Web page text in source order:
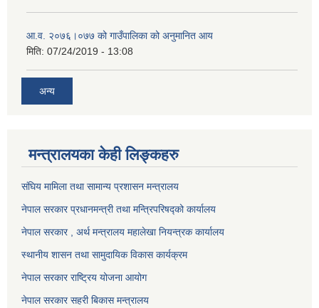
आ.व. २०७६।०७७ को गाउँपालिका को अनुमानित आय
मिति: 07/24/2019 - 13:08
अन्य
मन्त्रालयका केही लिङ्कहरु
संघिय मामिला तथा सामान्य प्रशासन मन्त्रालय
नेपाल सरकार प्रधानमन्त्री तथा मन्त्रिपरिषद्को कार्यालय
नेपाल सरकार , अर्थ मन्त्रालय महालेखा नियन्त्रक कार्यालय
स्थानीय शासन तथा सामुदायिक विकास कार्यक्रम
नेपाल सरकार राष्ट्रिय योजना आयोग
नेपाल सरकार सहरी बिकास मन्त्रालय